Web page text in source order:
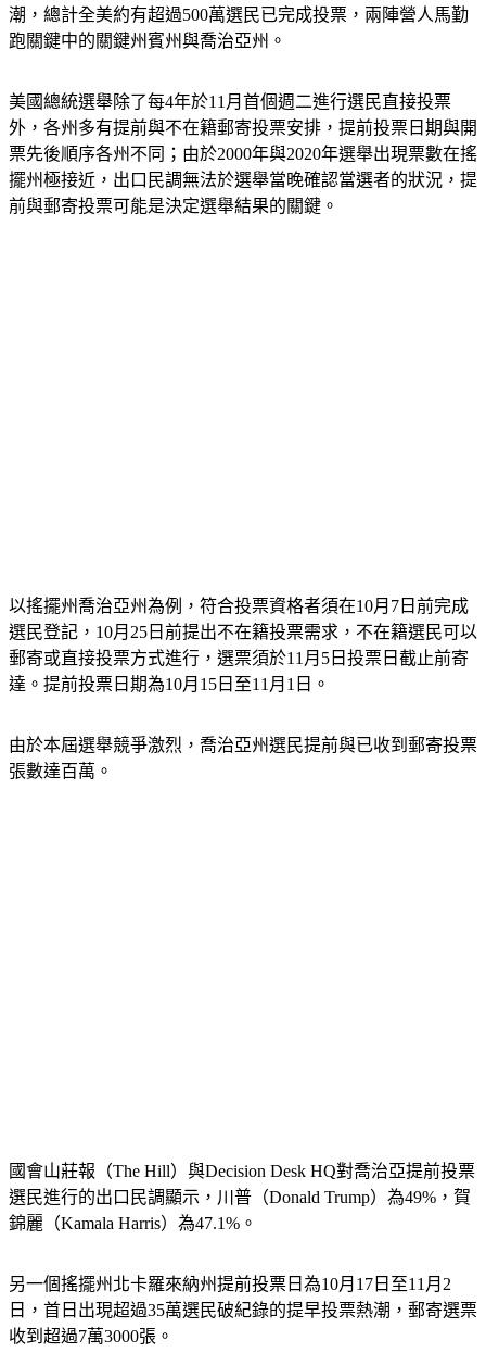
潮，總計全美約有超過500萬選民已完成投票，兩陣營人馬勤
跑關鍵中的關鍵州賓州與喬治亞州。
美國總統選舉除了每4年於11月首個週二進行選民直接投票
外，各州多有提前與不在籍郵寄投票安排，提前投票日期與開
票先後順序各州不同；由於2000年與2020年選舉出現票數在搖
擺州極接近，出口民調無法於選舉當晚確認當選者的狀況，提
前與郵寄投票可能是決定選舉結果的關鍵。
以搖擺州喬治亞州為例，符合投票資格者須在10月7日前完成
選民登記，10月25日前提出不在籍投票需求，不在籍選民可以
郵寄或直接投票方式進行，選票須於11月5日投票日截止前寄
達。提前投票日期為10月15日至11月1日。
由於本屆選舉競爭激烈，喬治亞州選民提前與已收到郵寄投票
張數達百萬。
國會山莊報（The Hill）與Decision Desk HQ對喬治亞提前投票
選民進行的出口民調顯示，川普（Donald Trump）為49%，賀
錦麗（Kamala Harris）為47.1%。
另一個搖擺州北卡羅來納州提前投票日為10月17日至11月2
日，首日出現超過35萬選民破紀錄的提早投票熱潮，郵寄選票
收到超過7萬3000張。